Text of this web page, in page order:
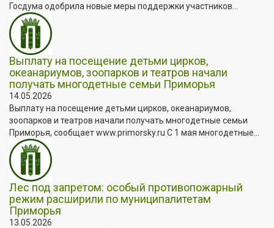
Госдума одобрила новые меры поддержки участников...
Выплату на посещение детьми цирков,
океанариумов, зоопарков и театров начали
получать многодетные семьи Приморья
14.05.2026
Выплату на посещение детьми цирков, океанариумов,
зоопарков и театров начали получать многодетные семьи
Приморья, сообщает www.primorsky.ru С 1 мая многодетные...
Лес под запретом: особый противопожарный
режим расширили по муниципалитетам
Приморья
13.05.2026